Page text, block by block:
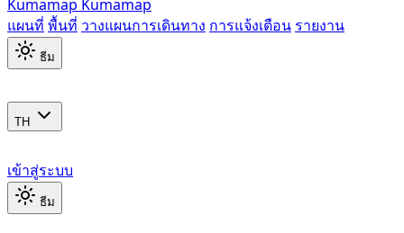
Kumamap Kumamap
แผนที่ พื้นที่ วางแผนการเดินทาง การแจ้งเตือน รายงาน
ธีม
TH
เข้าสู่ระบบ
ธีม